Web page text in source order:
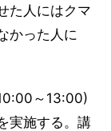
た人にはクマ
かった人に
～13:00)
実施する。講